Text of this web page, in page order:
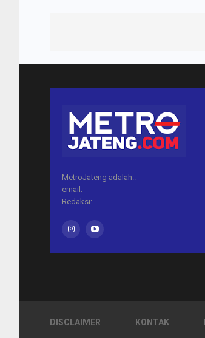
MetroJateng adalah..
email:
Redaksi:
DISCLAIMER KONTAK